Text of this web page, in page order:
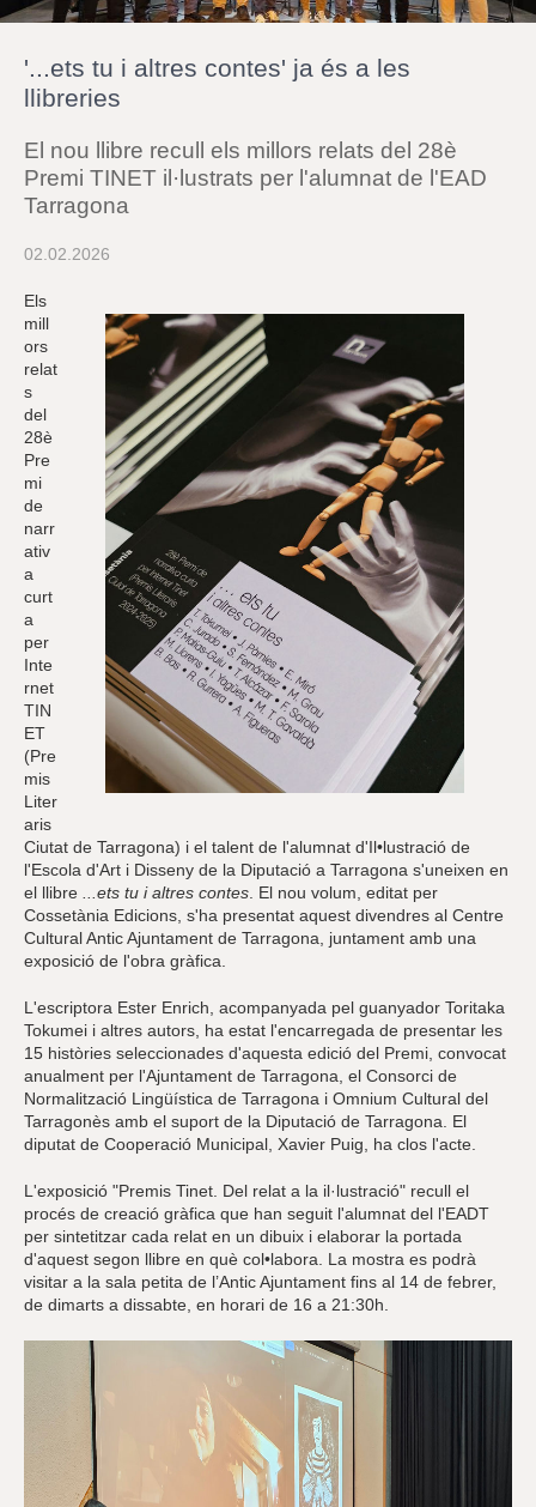
a
l
a
'...ets tu i altres contes' ja és a les
llibreries
El nou llibre recull els millors relats del 28è
Premi TINET il·lustrats per l'alumnat de l'EAD
Tarragona
02.02.2026
Els
mill
ors
relat
s
del
28è
Pre
mi
de
narr
ativ
a
curt
a
per
Inte
rnet
TIN
ET
(Pre
mis
Liter
aris
Ciutat de Tarragona) i el talent de l'alumnat d'Il•lustració de
l'Escola d'Art i Disseny de la Diputació a Tarragona s'uneixen en
el llibre
...ets tu i altres contes . El nou volum, editat per
Cossetània Edicions, s'ha presentat aquest divendres al Centre
Cultural Antic Ajuntament de Tarragona, juntament amb una
exposició de l'obra gràfica.
L'escriptora Ester Enrich, acompanyada pel guanyador Toritaka
Tokumei i altres autors, ha estat l'encarregada de presentar les
15 històries seleccionades d'aquesta edició del Premi, convocat
anualment per l'Ajuntament de Tarragona, el Consorci de
Normalització Lingüística de Tarragona i Omnium Cultural del
Tarragonès amb el suport de la Diputació de Tarragona. El
diputat de Cooperació Municipal, Xavier Puig, ha clos l'acte.
L'exposició "Premis Tinet. Del relat a la il·lustració" recull el
procés de creació gràfica que han seguit l'alumnat del l'EADT
per sintetitzar cada relat en un dibuix i elaborar la portada
d'aquest segon llibre en què col•labora. La mostra es podrà
visitar a la sala petita de l’Antic Ajuntament fins al 14 de febrer,
de dimarts a dissabte, en horari de 16 a 21:30h.